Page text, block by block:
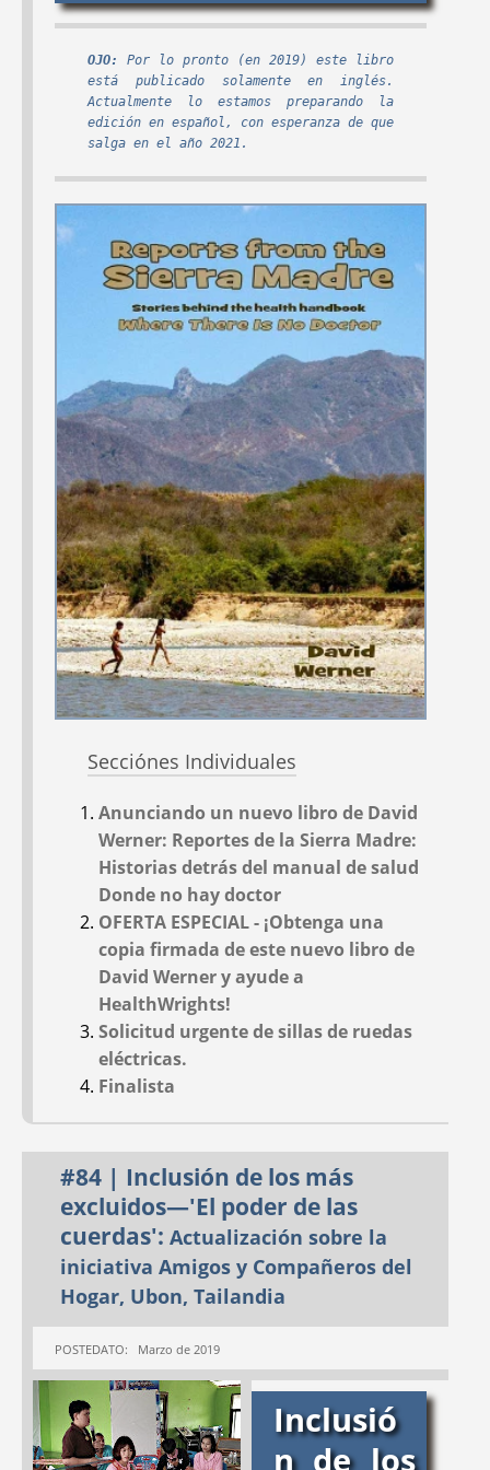
NUEVOS DAÑOS
HERIDAS:
La guerra
'Contra' respaldada
por Estados Unidos
contra Nicaragua en
los años 80 todavía
tiene un alto costo
CUBA 1:
Embargo de EE.UU.;
Logros en Salud y
Bienestar; Política de
actualización de
PROJIMO
Dec 2003
LUCHA POR LA
JUSTICIA SOCIAL Y
EL COMERCIO
JUSTO EN BOLIVIA:
taller de David
interrumpido; La
Situación en Bolivia;
una actualización
sobre las políticas de
Salud
Jul 2003
#49
LA VIDA DESPUÉS
DE LA LESIÓN DE
LAS MINAS
TERRESTRES - EN
COLOMBIA: Training
Street Youth as
Community Health
Workers; Workshop
on Assistive Devices
for Disabled Children;
and a PROJIMO
Reunion in Mexico
Dec 2002
#48
AYUDANDO A LOS
EN LAS ZONAS
RURALES DE
ANDHRA PRADESH,
INDIA: Realización de
una encuesta;
Explorando Sangams;
y visitas a 'Las casas
Aug 2002
#47
masacre de Ajoya, la
evolución de PROJIMO
y la introducción de
la red de
conocimientos sobre
políticas de salud
Dec 2001
#46 Sep 2001
#45
OJO:
Por lo pronto (en 2019) este libro
está publicado solamente en inglés.
Actualmente lo estamos preparando la
edición en español, con esperanza de que
salga en el año 2021.
Secciónes Individuales
Anunciando un nuevo libro de David
Werner: Reportes de la Sierra Madre:
Historias detrás del manual de salud
Donde no hay doctor
OFERTA ESPECIAL - ¡Obtenga una
copia firmada de este nuevo libro de
David Werner y ayude a
HealthWrights!
Solicitud urgente de sillas de ruedas
eléctricas.
Finalista
#84 | Inclusión de los más
excluidos—'El poder de las
cuerdas': Actualización sobre la
iniciativa Amigos y Compañeros del
Hogar, Ubon, Tailandia
POSTEDATO: Marzo de 2019
Inclusió
n de los